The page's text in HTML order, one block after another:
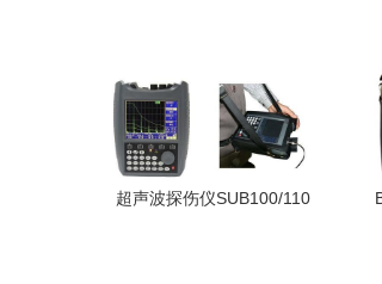
超声波探伤仪SUB100/110